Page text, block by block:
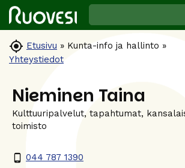
 Etusivu » Kunta-info ja hallinto »
Yhteystiedot
Nieminen Taina
Kulttuuripalvelut, tapahtumat,
toimisto
phone_android 044 787 1390